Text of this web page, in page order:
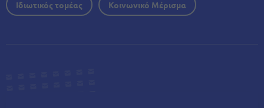
Ιδιωτικός τομέας Κοινωνικό Μέρισμα